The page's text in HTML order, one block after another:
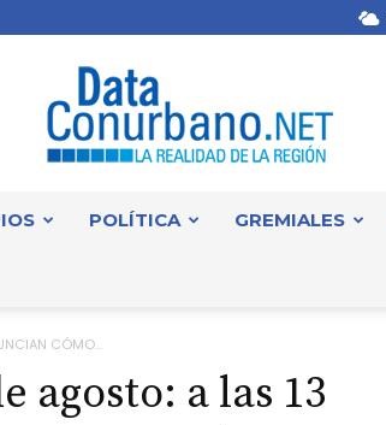
POLÍTICA GREMIALES
CÓMO...
agosto: a las 13